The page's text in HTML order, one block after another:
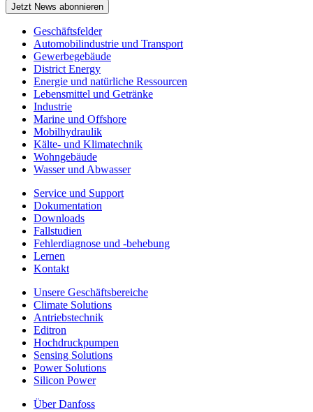
Jetzt News abonnieren
Geschäftsfelder
Automobilindustrie und Transport
Gewerbegebäude
District Energy
Energie und natürliche Ressourcen
Lebensmittel und Getränke
Industrie
Marine und Offshore
Mobilhydraulik
Kälte- und Klimatechnik
Wohngebäude
Wasser und Abwasser
Service und Support
Dokumentation
Downloads
Fallstudien
Fehlerdiagnose und -behebung
Lernen
Kontakt
Unsere Geschäftsbereiche
Climate Solutions
Antriebstechnik
Editron
Hochdruckpumpen
Sensing Solutions
Power Solutions
Silicon Power
Über Danfoss